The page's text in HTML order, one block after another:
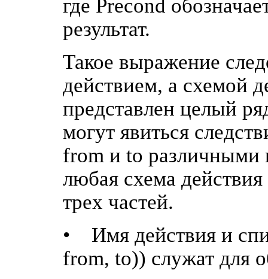
где Precond
результат.
Такое выражение
действием, а схемой
представлен целый
могут явиться
from и to различными
любая схема
трех частей.
• Имя действия и
from, to)) служат для